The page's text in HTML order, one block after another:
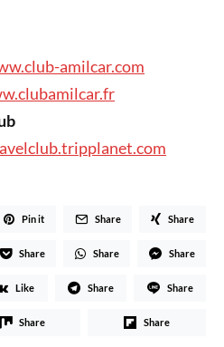
amilcar.com
Pin it Share Share
Share Share Share
Like Share Share
Share Share